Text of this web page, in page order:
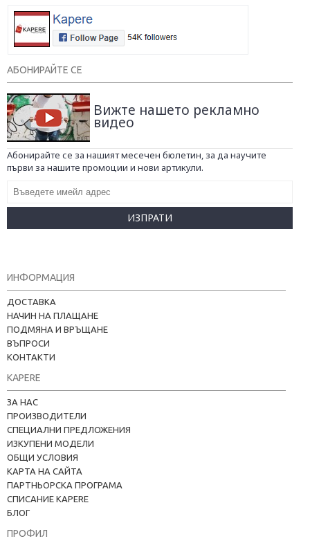
АБОНИРАЙТЕ СЕ
Вижте нашето рекламно
видео
Абонирайте се за нашият месечен бюлетин, за да научите
първи за нашите промоции и нови артикули.
ИЗПРАТИ
ИНФОРМАЦИЯ
ДОСТАВКА
НАЧИН НА ПЛАЩАНЕ
ПОДМЯНА И ВРЪЩАНЕ
ВЪПРОСИ
КОНТАКТИ
KAPERE
ЗА НАС
ПРОИЗВОДИТЕЛИ
СПЕЦИАЛНИ ПРЕДЛОЖЕНИЯ
ИЗКУПЕНИ МОДЕЛИ
ОБЩИ УСЛОВИЯ
КАРТА НА САЙТА
ПАРТНЬОРСКА ПРОГРАМА
СПИСАНИЕ KAPERE
БЛОГ
ПРОФИЛ